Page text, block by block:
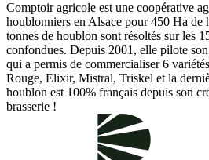
Comptoir agricole est une coopérative
houblonniers en Alsace pour 450 Ha de
tonnes de houblon sont résoltés sur les
confondues. Depuis 2001, elle pilote
qui a permis de commercialiser 6
Rouge, Elixir, Mistral, Triskel et la
houblon est 100% français depuis son
brasserie !